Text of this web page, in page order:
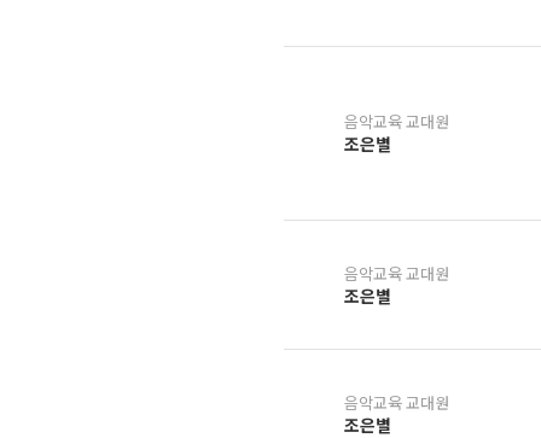
음악교육 교대원
조은별
음악교육 교대원
조은별
음악교육 교대원
조은별